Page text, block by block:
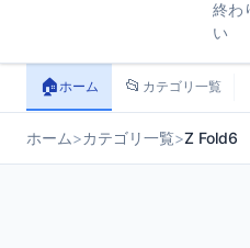
終わ
い
🏠ホーム 📂 カテゴリ一覧
ホーム>カテゴリ一覧>Z Fold6